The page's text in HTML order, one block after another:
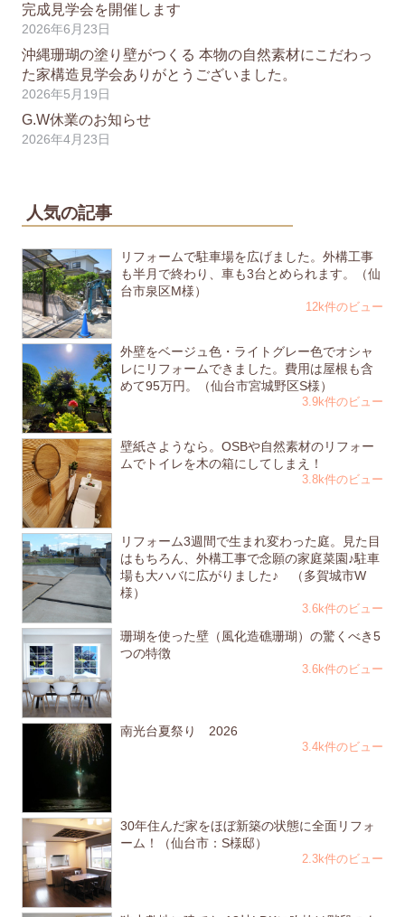
完成見学会を開催します
2026年6月23日
沖縄珊瑚の塗り壁がつくる 本物の自然素材にこだわっ
た家構造見学会ありがとうございました。
2026年5月19日
G.W休業のお知らせ
2026年4月23日
人気の記事
リフォームで駐車場を広げました。外構工事
も半月で終わり、車も3台とめられます。（仙
台市泉区M様）
12k件のビュー
外壁をベージュ色・ライトグレー色でオシャ
レにリフォームできました。費用は屋根も含
めて95万円。（仙台市宮城野区S様）
3.9k件のビュー
壁紙さようなら。OSBや自然素材のリフォー
ムでトイレを木の箱にしてしまえ！
3.8k件のビュー
リフォーム3週間で生まれ変わった庭。見た目
はもちろん、外構工事で念願の家庭菜園♪駐車
場も大ハバに広がりました♪ （多賀城市W
様）
3.6k件のビュー
珊瑚を使った壁（風化造礁珊瑚）の驚くべき5
つの特徴
3.6k件のビュー
南光台夏祭り 2026
3.4k件のビュー
30年住んだ家をほぼ新築の状態に全面リフォ
ーム！（仙台市：S様邸）
2.3k件のビュー